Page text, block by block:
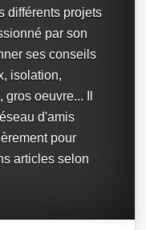
différents projets
par son
ses conseils
isolation,
oeuvre... Il
d'amis
pour
articles selon